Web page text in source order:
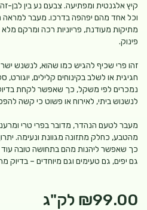
קיץ אלגנטית ומפתיעה. צבעם נע בין
וכל אחד מהם יפהפה בדרכו. מעבר למראה
מתיקות מעודנת, פריוניות רכה ומרקם
פינוק.
זהו פרי שכיף להגיש כמו שהוא, לנשנש
חגיגית או לשלב בקינוחים קלילים, יוגורט,
נמכרים לפי משקל, כך שאפשר לקחת
לנשנוש ביתי, לאירוח או פשוט כי קשה
מעבר לטעם הנהדר, מדובר בפרי טרי
מהטבע, כחלק מתזונה מגוונת ונעימה.
כך שאפשר ליהנות מהם בתחושה טובה עוד
גם יפים, גם טעימים וגם מיוחדים – בדיוק
₪99.00 לק"ג